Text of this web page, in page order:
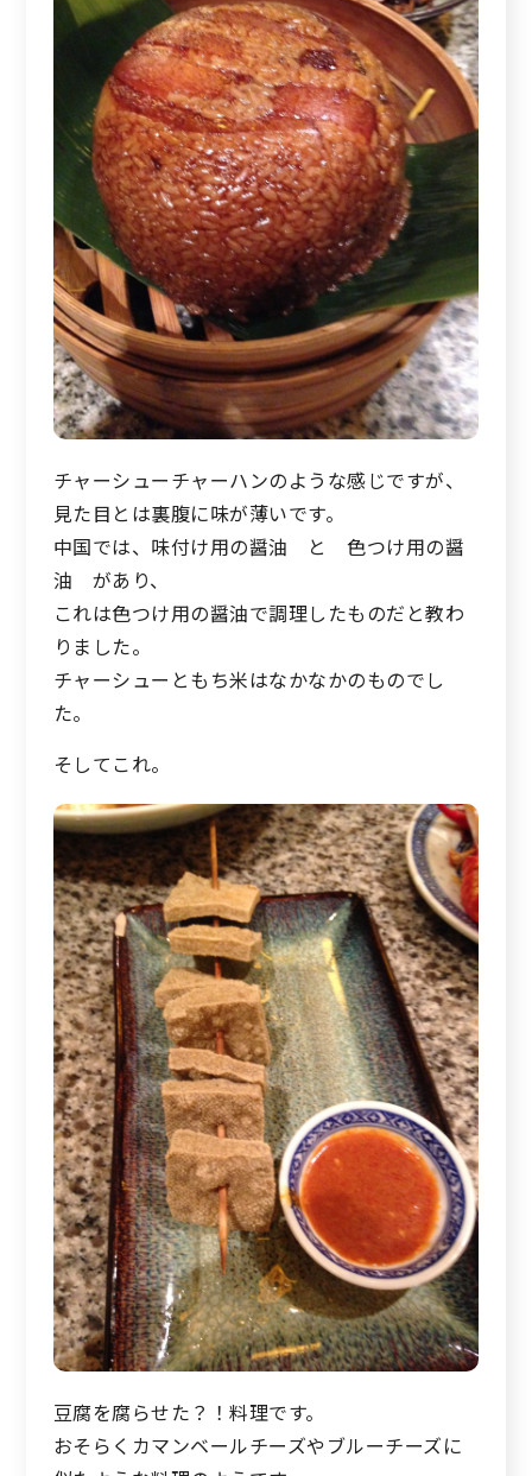
チャーシューチャーハンのような感じですが、
見た目とは裏腹に味が薄いです。
中国では、味付け用の醤油 と 色つけ用の醤
油 があり、
これは色つけ用の醤油で調理したものだと教わ
りました。
チャーシューともち米はなかなかのものでし
た。
そしてこれ。
豆腐を腐らせた？！料理です。
おそらくカマンベールチーズやブルーチーズに